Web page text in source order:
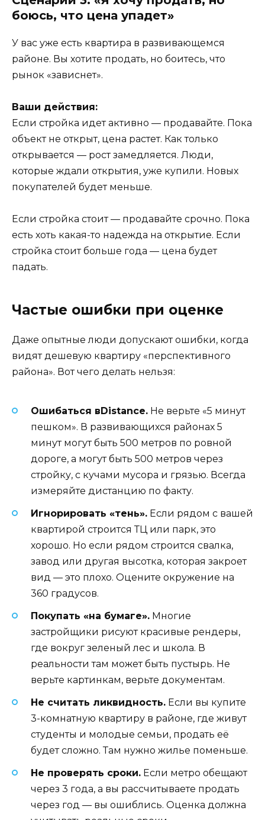
боюсь, что цена упадет»
У вас уже есть квартира в развивающемся
районе. Вы хотите продать, но боитесь, что
рынок «зависнет».
Ваши действия:
Если стройка идет активно — продавайте. Пока
объект не открыт, цена растет. Как только
открывается — рост замедляется. Люди,
которые ждали открытия, уже купили. Новых
покупателей будет меньше.
Если стройка стоит — продавайте срочно. Пока
есть хоть какая-то надежда на открытие. Если
стройка стоит больше года — цена будет
падать.
Частые ошибки при оценке
Даже опытные люди допускают ошибки, когда
видят дешевую квартиру «перспективного
района». Вот чего делать нельзя:
Ошибаться вDistance. Не верьте «5 минут
пешком». В развивающихся районах 5
минут могут быть 500 метров по ровной
дороге, а могут быть 500 метров через
стройку, с кучами мусора и грязью. Всегда
измеряйте дистанцию по факту.
Игнорировать «тень». Если рядом с вашей
квартирой строится ТЦ или парк, это
хорошо. Но если рядом строится свалка,
завод или другая высотка, которая закроет
вид — это плохо. Оцените окружение на
360 градусов.
Покупать «на бумаге». Многие
застройщики рисуют красивые рендеры,
где вокруг зеленый лес и школа. В
реальности там может быть пустырь. Не
верьте картинкам, верьте документам.
Не считать ликвидность. Если вы купите
3-комнатную квартиру в районе, где живут
студенты и молодые семьи, продать её
будет сложно. Там нужно жилье поменьше.
Не проверять сроки. Если метро обещают
через 3 года, а вы рассчитываете продать
через год — вы ошиблись. Оценка должна